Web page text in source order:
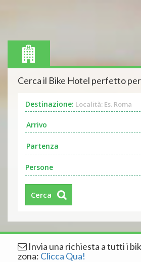
Cerca il Bike Hotel perfetto
Destinazione: Località: Es. Roma
Persone
Cerca
Invia una richiesta a tutti i
zona: Clicca Qua!